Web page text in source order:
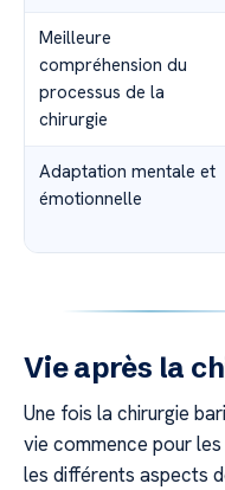
Meilleure
compréhension du
processus de la
chirurgie
Adaptation mentale et
émotionnelle
Vie après la
Une fois la chirurgie
vie commence pour
les différents aspects